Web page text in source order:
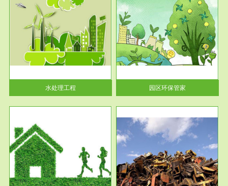
水处理工程
服务范围
园区环保管家
2016 年 4 月，环保部下发《关
于积极发挥环境保护作用促进供
给侧结...
园区环保管家
服务范围
固体危险废物处理
固体废物解释：固体废物是指人